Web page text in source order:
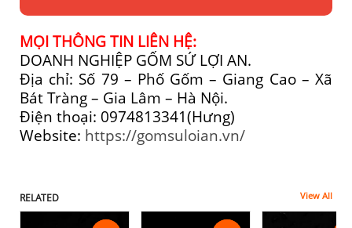
MỌI THÔNG TIN LIÊN HỆ:
DOANH NGHIỆP GỐM SỨ LỢI AN.
Địa chỉ: Số 79 – Phố Gốm – Giang Cao – Xã
Bát Tràng – Gia Lâm – Hà Nội.
Điện thoại: 0974813341(Hưng)
Website: https://gomsuloian.vn/
RELATED View All